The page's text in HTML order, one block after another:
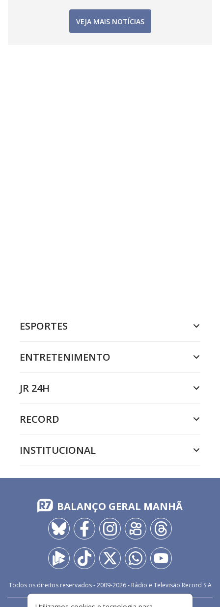
VEJA MAIS NOTÍCIAS
ESPORTES
ENTRETENIMENTO
JR 24H
RECORD
INSTITUCIONAL
BALANÇO GERAL MANHÃ
Todos os direitos reservados - 2009-2026- Rádio e Televisão Record S.A